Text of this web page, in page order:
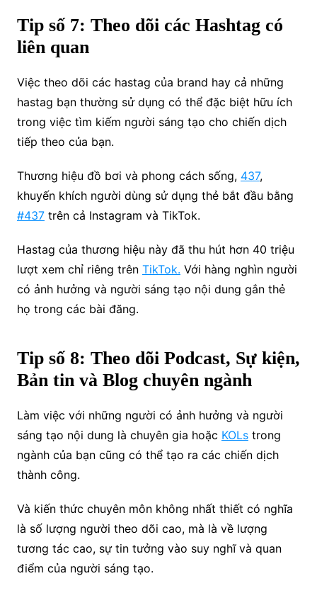
Tip số 7: Theo dõi các Hashtag có
liên quan
Việc theo dõi các hastag của brand hay cả những
hastag bạn thường sử dụng có thể đặc biệt hữu ích
trong việc tìm kiếm người sáng tạo cho chiến dịch
tiếp theo của bạn.
Thương hiệu đồ bơi và phong cách sống, 437,
khuyến khích người dùng sử dụng thẻ bắt đầu bằng
#437trên cả Instagram và TikTok.
Hastag của thương hiệu này đã thu hút hơn 40 triệu
lượt xem chỉ riêng trên TikTok. Với hàng nghìn người
có ảnh hưởng và người sáng tạo nội dung gắn thẻ
họ trong các bài đăng.
Tip số 8: Theo dõi Podcast, Sự kiện,
Bản tin và Blog chuyên ngành
Làm việc với những người có ảnh hưởng và người
sáng tạo nội dung là chuyên gia hoặc KOLstrong
ngành của bạn cũng có thể tạo ra các chiến dịch
thành công.
Và kiến ​​thức chuyên môn không nhất thiết có nghĩa
là số lượng người theo dõi cao, mà là về lượng
tương tác cao, sự tin tưởng vào suy nghĩ và quan
điểm của người sáng tạo.